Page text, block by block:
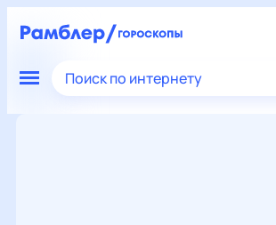
Поиск по интернету